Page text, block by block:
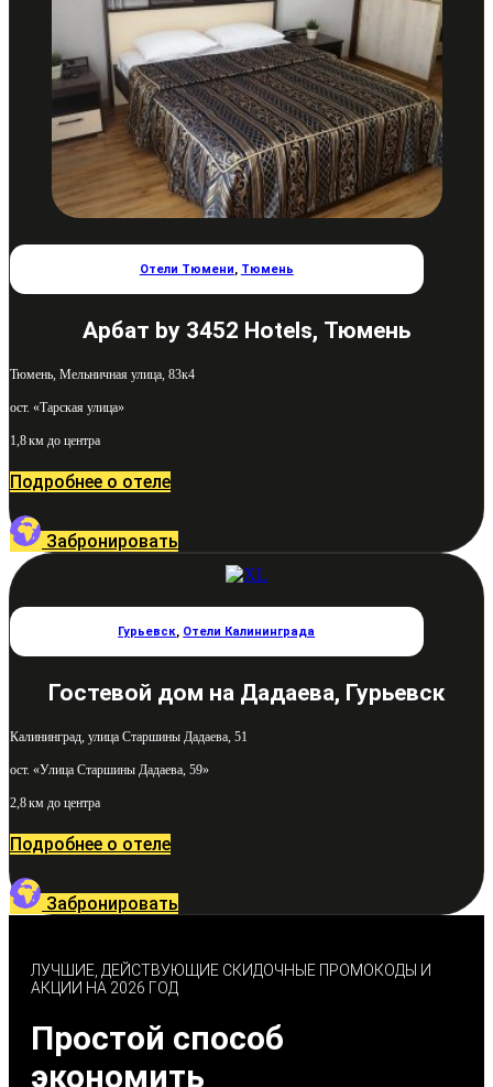
Отели Тюмени, Тюмень
Арбат by 3452 Hotels, Тюмень
Тюмень, Мельничная улица, 83к4
ост. «Тарская улица»
1,8 км до центра
Подробнее о отеле
Забронировать
Гурьевск, Отели Калининграда
Гостевой дом на Дадаева, Гурьевск
Калининград, улица Старшины Дадаева, 51
ост. «Улица Старшины Дадаева, 59»
2,8 км до центра
Подробнее о отеле
Забронировать
ЛУЧШИЕ, ДЕЙСТВУЮЩИЕ СКИДОЧНЫЕ ПРОМОКОДЫ И
АКЦИИ НА 2026 ГОД
Простой способ
экономить